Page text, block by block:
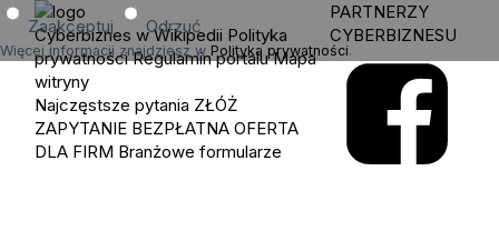
Zaakceptuj Odrzuć
Więcej informacji znajdziesz w Polityka prywatności.
Cyberbiznes w Wikipedii Polityka
prywatności Regulamin portalu Mapa
witryny
Najczęstsze pytania ZŁÓŻ
ZAPYTANIE BEZPŁATNA OFERTA
DLA FIRM Branżowe formularze
PARTNERZY
CYBERBIZNESU